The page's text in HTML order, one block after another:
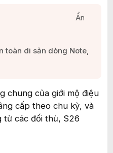
Ẩn
toàn di sản dòng Note,
chung của giới mộ điệu
cấp theo chu kỳ, và
từ các đối thủ, S26